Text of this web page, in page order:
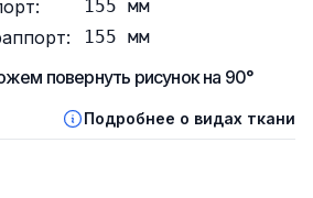
155 мм
155 мм
повернуть рисунок на 90°
Подробнее о видах ткани